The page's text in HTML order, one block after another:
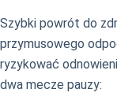
Szybki powrót do
przymusowego
ryzykować
dwa mecze pauzy: